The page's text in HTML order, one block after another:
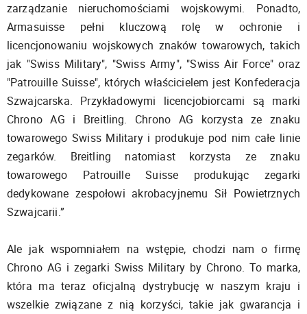
zarządzanie nieruchomościami wojskowymi. Ponadto,
Armasuisse pełni kluczową rolę w ochronie i
licencjonowaniu wojskowych znaków towarowych, takich
jak "Swiss Military", "Swiss Army", "Swiss Air Force" oraz
"Patrouille Suisse", których właścicielem jest Konfederacja
Szwajcarska. Przykładowymi licencjobiorcami są marki
Chrono AG i Breitling. Chrono AG korzysta ze znaku
towarowego Swiss Military i produkuje pod nim całe linie
zegarków. Breitling natomiast korzysta ze znaku
towarowego Patrouille Suisse produkując zegarki
dedykowane zespołowi akrobacyjnemu Sił Powietrznych
Szwajcarii.”
Ale jak wspomniałem na wstępie, chodzi nam o firmę
Chrono AG i zegarki Swiss Military by Chrono. To marka,
która ma teraz oficjalną dystrybucję w naszym kraju i
wszelkie związane z nią korzyści, takie jak gwarancja i